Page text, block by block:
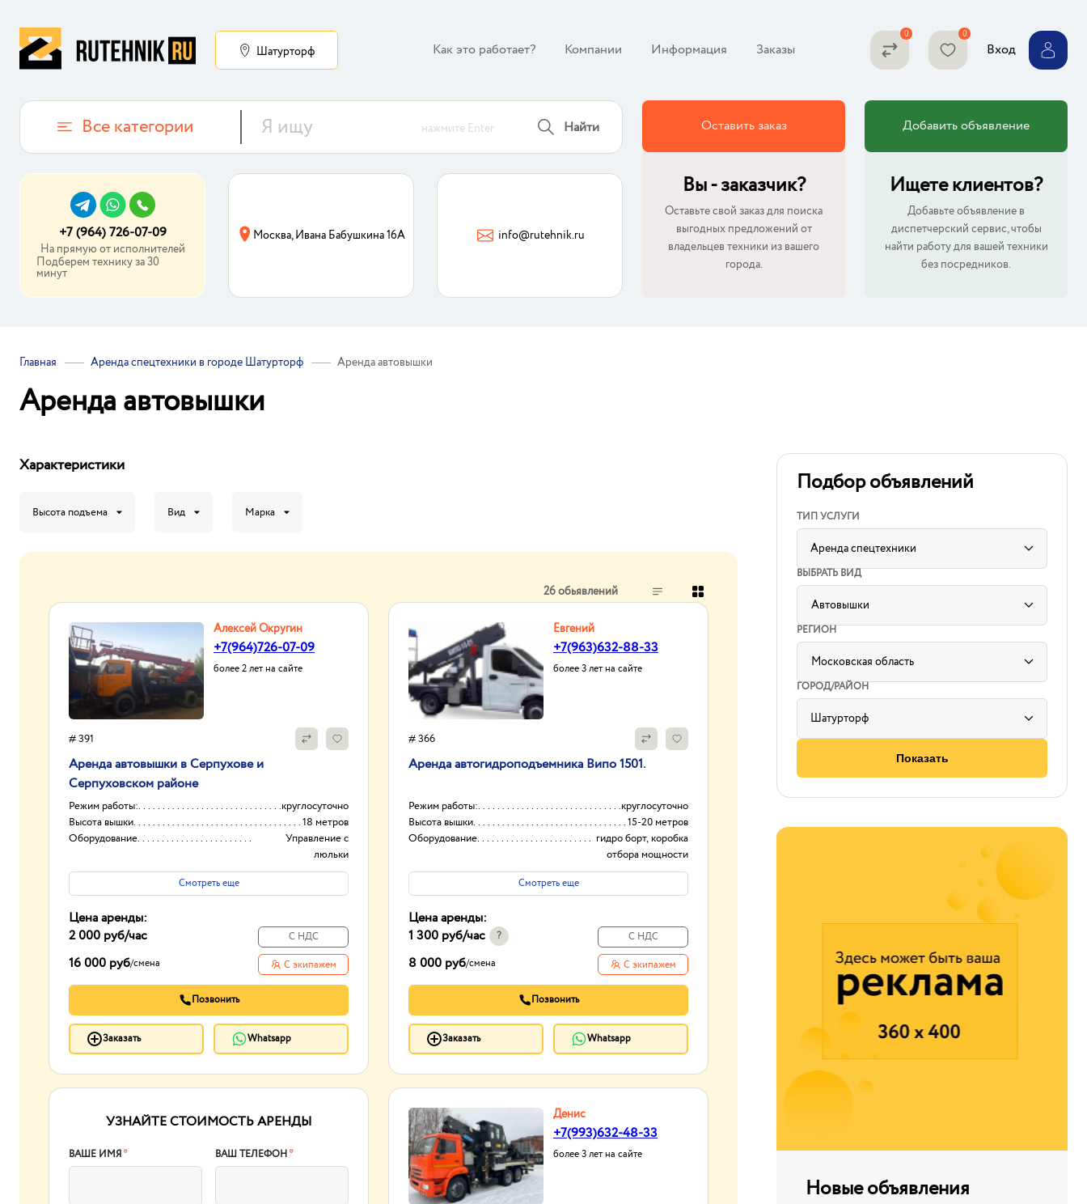
Шатурторф Как это работает? Компании Информация Заказы Вход
Все категории нажмите Enter Найти
+7 (964) 726-07-09
На прямую от исполнителей
Подберем технику за 30
минут
Москва, Ивана Бабушкина 16А info@rutehnik.ru
Оставить заказ
Вы - заказчик?
Оставьте свой заказ для поиска
выгодных предложений от
владельцев техники из вашего
города.
Добавить объявление
Ищете клиентов?
Добавьте объявление в
диспетчерский сервис, чтобы
найти работу для вашей техники
без посредников.
Главная Аренда спецтехники в городе Шатурторф Аренда автовышки
Аренда автовышки
Характеристики
Высота подъема Вид Марка
26 обьявлений
Алексей Округин
+7(964)726-07-09
более 2 лет на сайте
# 391
Аренда автовышки в Серпухове и
Серпуховском районе
Режим работы:
круглосуточно
Высота вышки
18 метров
Оборудование
Управление с
люльки
Тип проходимости
Колесная
Смотреть еще
Цена аренды:
2 000 руб/час
16 000 руб/смена
С НДС
С экипажем
Позвонить
Заказать Whatsapp
Евгений
+7(963)632-88-33
более 3 лет на сайте
# 366
Аренда автогидроподъемника Випо 1501.
Режим работы:
круглосуточно
Высота вышки
15-20 метров
Оборудование
гидро борт, коробка
отбора мощности
(ком)
Смотреть еще
Цена аренды:
1 300 руб/час ?
8 000 руб/смена
С НДС
С экипажем
Позвонить
Заказать Whatsapp
УЗНАЙТЕ СТОИМОСТЬ АРЕНДЫ
ВАШЕ ИМЯ* ВАШ ТЕЛЕФОН*
Денис
+7(993)632-48-33
более 3 лет на сайте
Подбор объявлений
ТИП УСЛУГИ
Аренда спецтехники
ВЫБРАТЬ ВИД
Автовышки
label
for
sorting
input
РЕГИОН
Московская область
label
for
sorting
input
ГОРОД/РАЙОН
Шатурторф
Показать
Новые объявления